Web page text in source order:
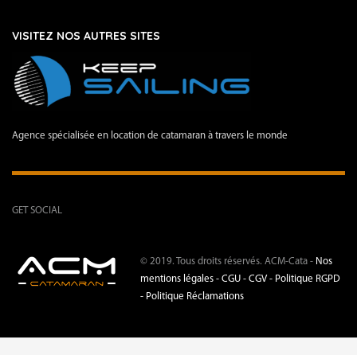
VISITEZ NOS AUTRES SITES
Agence spécialisée en location de catamaran à travers le monde
GET SOCIAL
© 2019. Tous droits réservés. ACM-Cata - Nos
mentions légales - CGU - CGV - Politique RGPD
- Politique Réclamations